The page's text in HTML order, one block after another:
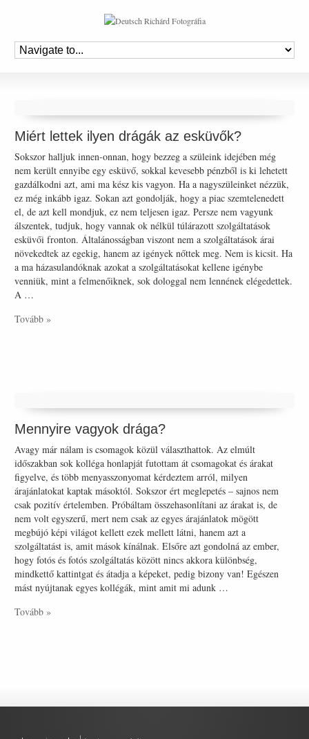
Miért lettek ilyen drágák az esküvők?
Sokszor halljuk innen-onnan, hogy bezzeg a szüleink idejében még
nem került ennyibe egy esküvő, sokkal kevesebb pénzből is ki lehetett
gazdálkodni azt, ami ma kész kis vagyon. Ha a nagyszüleinket nézzük,
ez még inkább igaz. Sokan azt gondolják, hogy a piac szemtelenedett
el, de azt kell mondjuk, ez nem teljesen igaz. Persze nem vagyunk
álszentek, tudjuk, hogy vannak ok nélkül túlárazott szolgáltatások
esküvői fronton. Általánosságban viszont nem a szolgáltatások árai
növekedtek az egekig, hanem az igények nőttek meg. Nem is kicsit. Ha
a ma házasulandóknak azokat a szolgáltatásokat kellene igénybe
venniük, mint a felmenőiknek, sok dologgal nem lennének elégedettek.
A …
Tovább »
Mennyire vagyok drága?
Avagy már nálam is csomagok közül választhattok. Az elmúlt
időszakban sok kolléga honlapját futottam át csomagokat és árakat
figyelve, és több menyasszonyomat kérdeztem arról, milyen
árajánlatokat kaptak másoktól. Sokszor ért meglepetés – sajnos nem
csak pozitív értelemben. Próbáltam összehasonlítani az árakat is, de
nem volt egyszerű, mert nem csak az egyes árajánlatok mögött
megbújó képi világot kellett ezek mellett látni, hanem azt a
szolgáltatást is, amit mások kínálnak. Elsőre azt gondolná az ember,
hogy fotós és fotós szolgáltatás között nincs akkora különbség,
mindkettő kattintgat és átadja a képeket, pedig bizony van! Egészen
mást nyújtanak egyes kollégák, mint amit mi adunk …
Tovább »